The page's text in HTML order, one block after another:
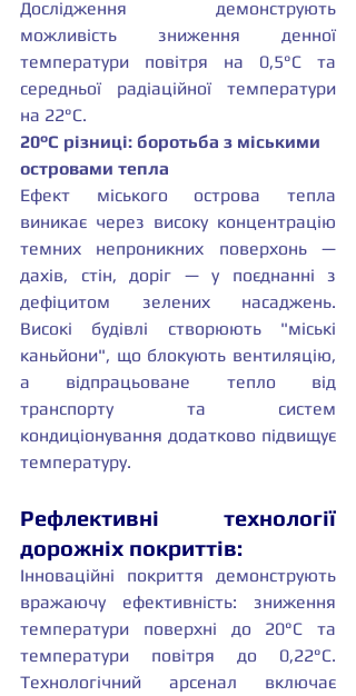
Дослідження демонструють
можливість зниження денної
температури повітря на 0,5°C та
середньої радіаційної температури
на 22°C.
20°C різниці: боротьба з міськими
островами тепла
Ефект міського острова тепла
виникає через високу концентрацію
темних непроникних поверхонь —
дахів, стін, доріг — у поєднанні з
дефіцитом зелених насаджень.
Високі будівлі створюють "міські
каньйони", що блокують вентиляцію,
а відпрацьоване тепло від
транспорту та систем
кондиціонування додатково підвищує
температуру.
Рефлективні технології
дорожніх покриттів:
Інноваційні покриття демонструють
вражаючу ефективність: зниження
температури поверхні до 20°C та
температури повітря до 0,22°C.
Технологічний арсенал включає